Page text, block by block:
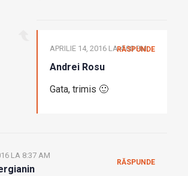
Andrei Rosu
APRILIE 14, 2016 LA 4:00 PM
Gata, trimis 🙂
RĂSPUNDE
LA 8:37 AM
RĂSPUNDE